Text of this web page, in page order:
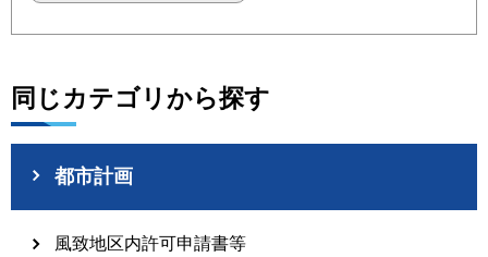
同じカテゴリから探す
都市計画
風致地区内許可申請書等